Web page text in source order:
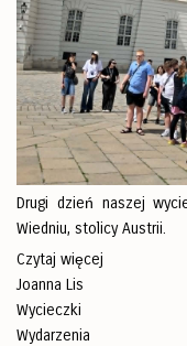
Drugi dzień naszej
Wiedniu, stolicy Austrii.
Czytaj więcej
Joanna Lis
Wycieczki
Wydarzenia